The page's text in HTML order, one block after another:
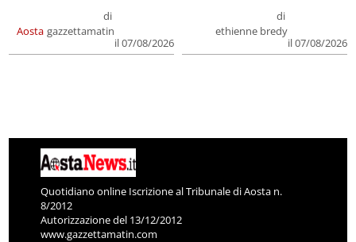
Aosta
di
gazzettamatin
il 07/08/2026
di
ethienne bredy
il 07/08/2026
Quotidiano online Iscrizione al Tribunale di Aosta n.
8/2012
Autorizzazione del 13/12/2012
www.gazzettamatin.com